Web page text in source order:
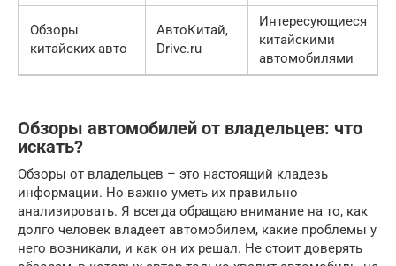
Обзоры
китайских авто
АвтоКитай,
Drive.ru
Интересующиеся
китайскими
автомобилями
Обзоры автомобилей от владельцев: что
искать?
Обзоры от владельцев – это настоящий кладезь
информации. Но важно уметь их правильно
анализировать. Я всегда обращаю внимание на то, как
долго человек владеет автомобилем, какие проблемы у
него возникали, и как он их решал. Не стоит доверять